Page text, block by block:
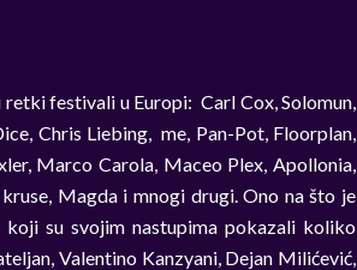
festivali u Europi: Carl Cox, Solomun,
Chris Liebing, me, Pan-Pot, Floorplan,
Marco Carola, Maceo Plex, Apollonia,
Magda i mnogi drugi. Ono na što je
koji su svojim nastupima pokazali koliko
Valentino Kanzyani, Dejan Milićević,